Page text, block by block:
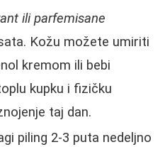
ili parfemisane
Kožu možete umiriti
kremom ili bebi
kupku i fizičku
taj dan.
piling 2-3 puta nedeljno